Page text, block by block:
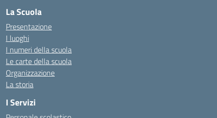
La Scuola
Presentazione
I luoghi
I numeri della scuola
Le carte della scuola
Organizzazione
La storia
I Servizi